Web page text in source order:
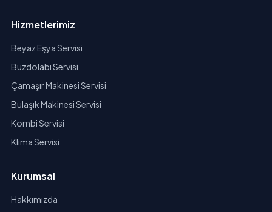
Hizmetlerimiz
Beyaz Eşya Servisi
Buzdolabı Servisi
Çamaşır Makinesi Servisi
Bulaşık Makinesi Servisi
Kombi Servisi
Klima Servisi
Kurumsal
Hakkımızda